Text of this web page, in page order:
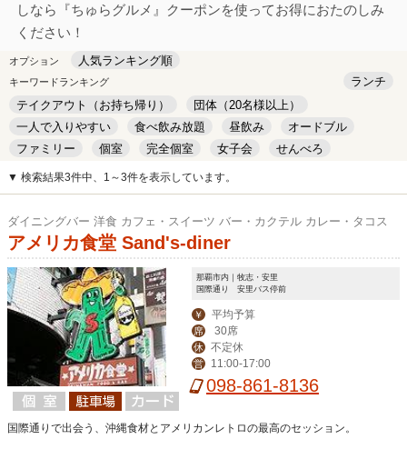
しなら『ちゅらグルメ』クーポンを使ってお得におたのしみ
ください！
オプション 人気ランキング順
キーワードランキング
ランチ
テイクアウト（お持ち帰り）
団体（20名様以上）
一人で入りやすい
食べ飲み放題 昼飲み
オードブル
ファミリー
個室 完全個室 女子会
せんべろ
キッズルーム
安い デート
▼ 検索結果3件中、1～3件を表示しています。
ダイニングバー 洋食 カフェ・スイーツ バー・カクテル カレー・タコス
アメリカ食堂 Sand's-diner
那覇市内｜牧志・安里
国際通り 安里バス停前
￥ 平均予算
席 30席
休 不定休
営 11:00-17:00
098-861-8136
国際通りで出会う、沖縄食材とアメリカンレトロの最高のセッション。